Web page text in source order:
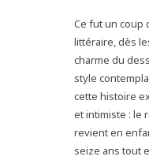
Ce fut un coup
littéraire, dès
charme du
style
cette histoire
et intimiste : le
revient en
seize ans tout